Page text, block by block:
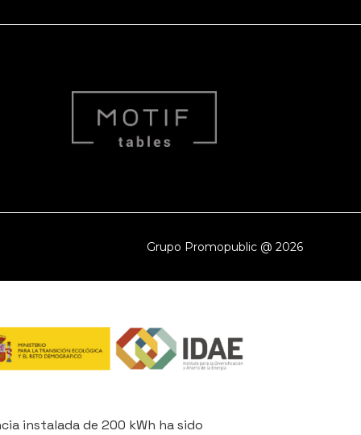
Grupo Promopublic @ 2026
instalada de 200 kWh ha sido